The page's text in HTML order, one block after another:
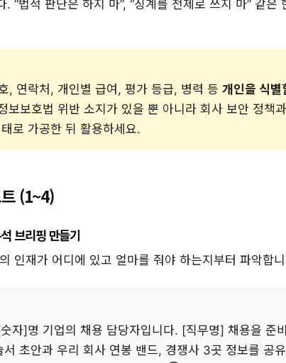
“법적 판단은 하지 마”, “징계를 전제로 쓰지 마” 같은
, 연락처, 개인별 급여, 평가 등급, 병력 등개인을 식별
보보호법 위반 소지가 있을 뿐 아니라 회사 보안 정책
로 가공한 뒤 활용하세요.
(1~4)
브리핑 만들기
인재가 어디에 있고 얼마를 줘야 하는지부터 파악합
자]명 기업의 채용 담당자입니다. [직무명] 채용을 준
초안과 우리 회사 연봉 밴드, 경쟁사 3곳 정보를 공